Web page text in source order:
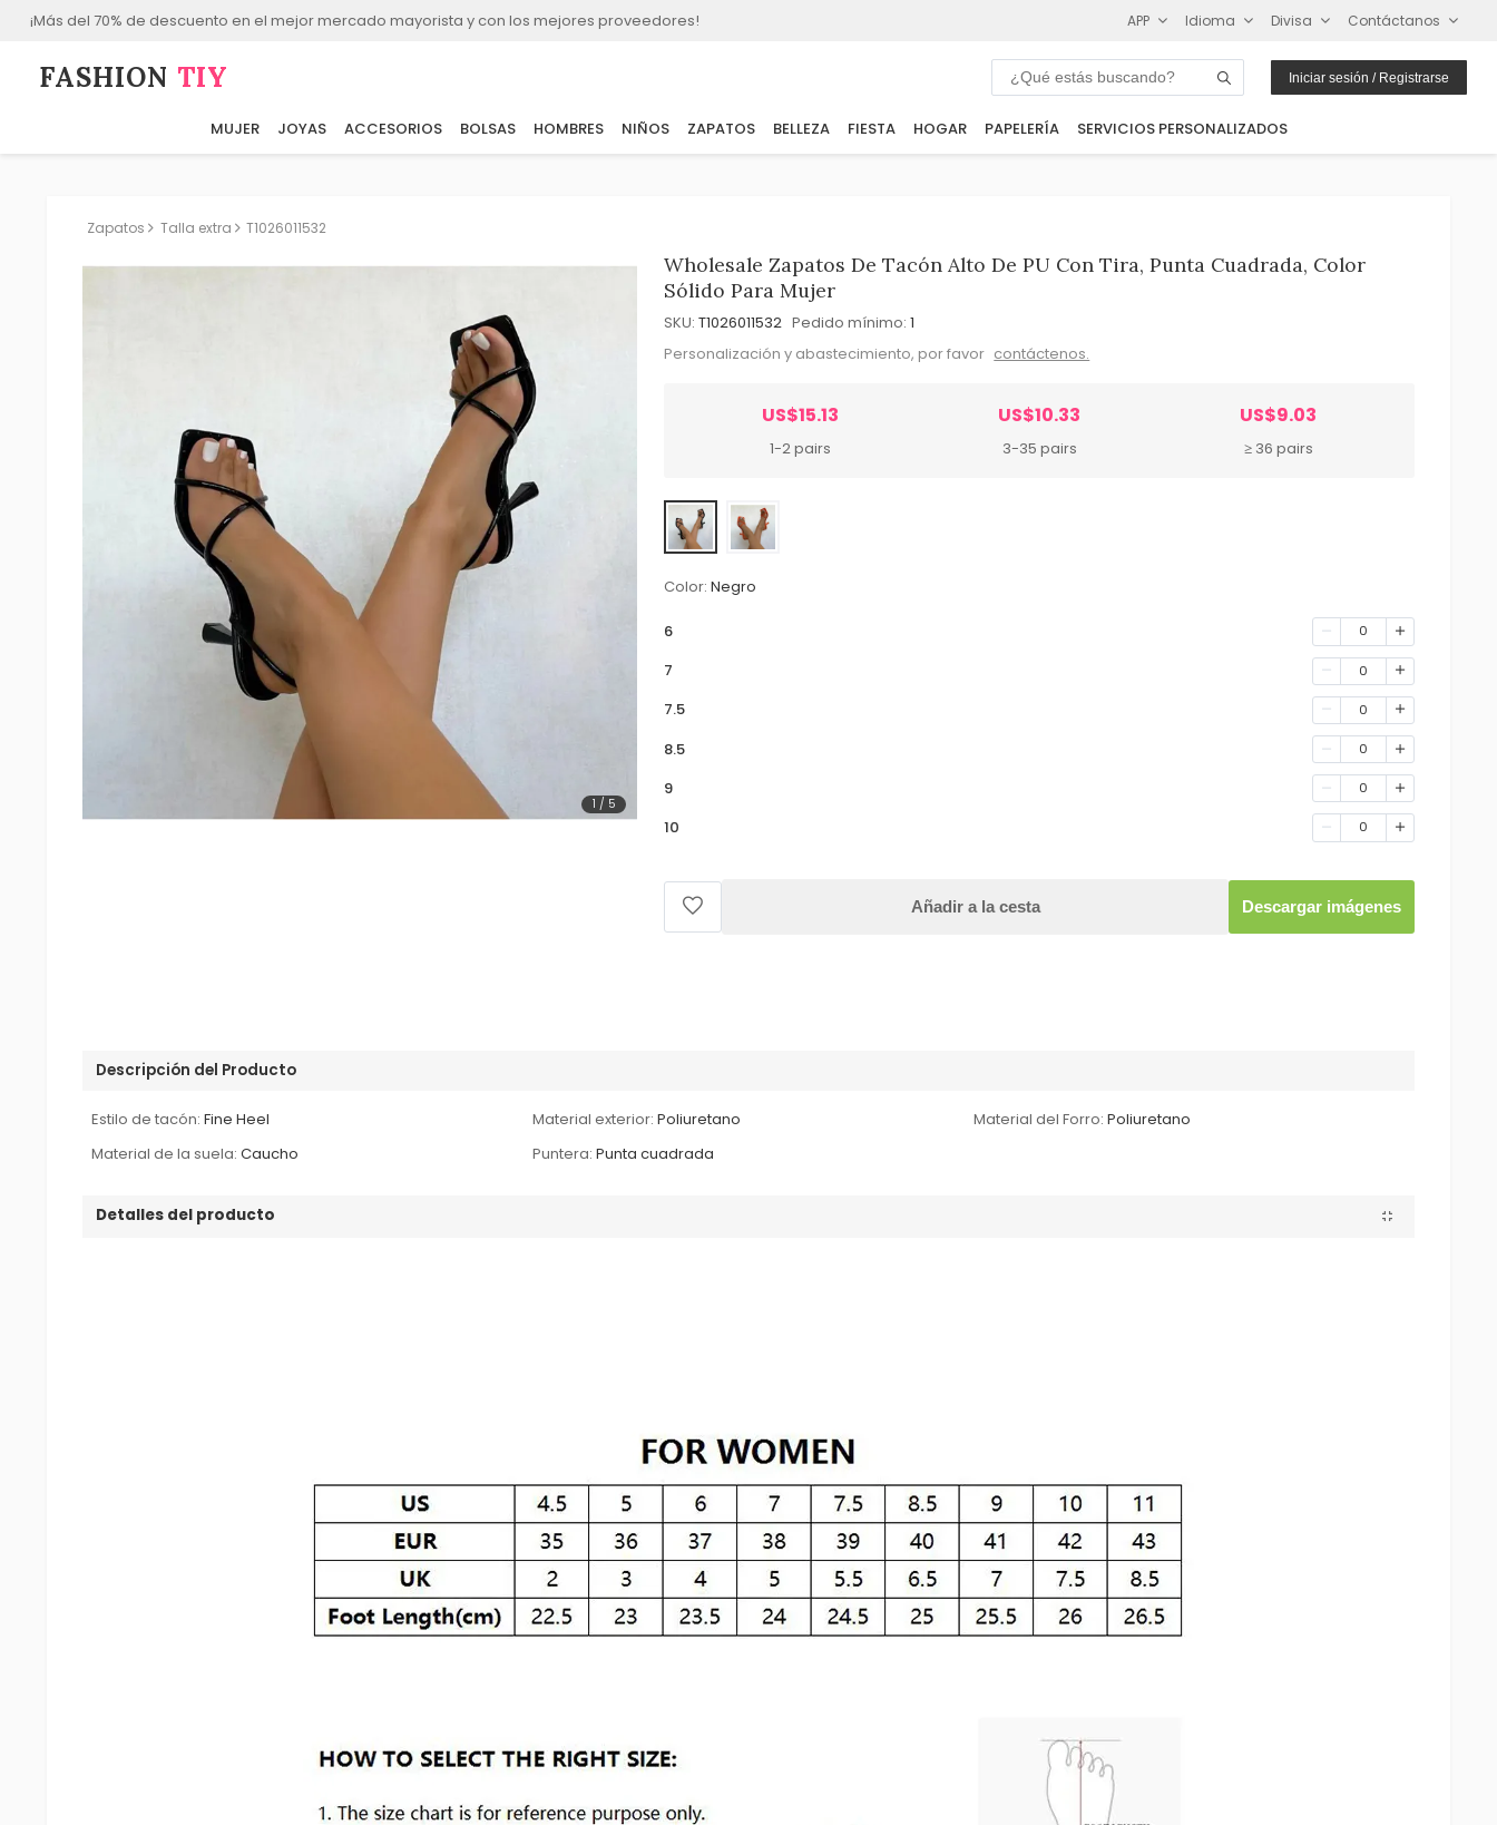
¡Más del 70% de descuento en el mejor mercado mayorista y con los mejores proveedores! APP Idioma Divisa Contáctanos
FASHION⁠ TIY Iniciar sesión / Registrarse
MUJER JOYAS ACCESORIOS BOLSAS HOMBRES NIÑOS ZAPATOS BELLEZA FIESTA HOGAR PAPELERÍA SERVICIOS PERSONALIZADOS
Zapatos Talla extra T1026011532
1 / 5
Wholesale Zapatos De Tacón Alto De PU Con Tira, Punta Cuadrada, Color
Sólido Para Mujer
SKU: T1026011532 Pedido mínimo: 1
Personalización y abastecimiento, por favor contáctenos.
US$15.13
1-2 pairs
US$10.33
3-35 pairs
US$9.03
≥ 36 pairs
Color: Negro
6 0
7 0
7.5 0
8.5 0
9 0
10 0
Añadir a la cesta Descargar imágenes
Descripción del Producto
Estilo de tacón: Fine Heel Material exterior: Poliuretano Material del Forro: Poliuretano
Material de la suela: Caucho Puntera: Punta cuadrada
Detalles del producto